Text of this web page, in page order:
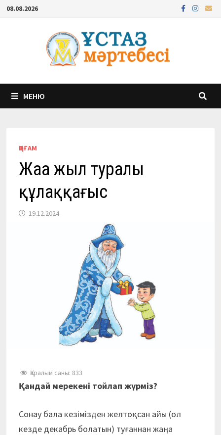
Перейти
содержимому
08.08.2026
МЕНЮ
ҚОҒАМ
Жаңа жыл туралы
құлаққағыс
19.12.2024
Қаралым саны: 833
Қандай мерекені тойлап жүрміз?
Сонау бала кезімізден желтоқсан айы (ол
кезде декабрь болатын) туғаннан жаңа